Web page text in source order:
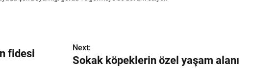
fidesi
Next:
Sokak köpeklerin özel yaşam alanı